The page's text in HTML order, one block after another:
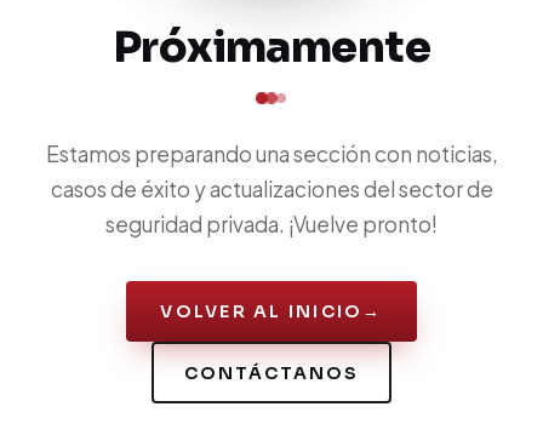
Próximamente
Estamos preparando una sección con noticias,
casos de éxito y actualizaciones del sector de
seguridad privada. ¡Vuelve pronto!
VOLVER AL INICIO →
CONTÁCTANOS